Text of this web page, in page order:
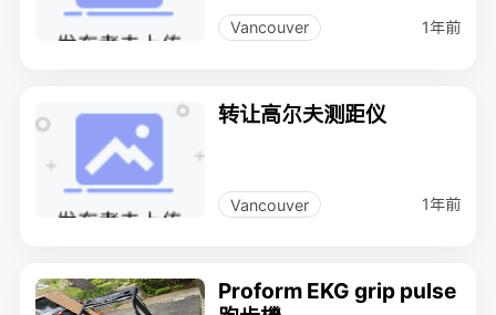
Vancouver 1年前
转让高尔夫测距仪
Vancouver 1年前
Proform EKG grip pulse